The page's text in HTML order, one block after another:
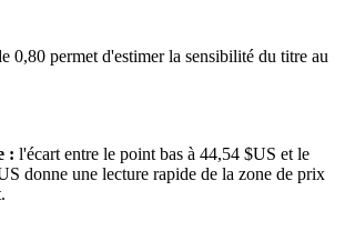
0,80 permet d'estimer la sensibilité du titre au
: l'écart entre le point bas à 44,54 $US et le
donne une lecture rapide de la zone de prix